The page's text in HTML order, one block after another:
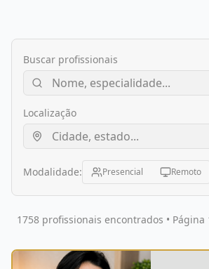
Buscar profissionais
Localização
Modalidade: Presencial Remoto
1758 profissionais encontrados • Página